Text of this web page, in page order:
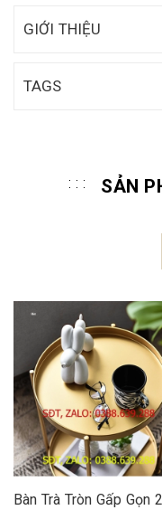
GIỚI THIỆU
TAGS
SẢN
Bàn Trà Tròn Gấp Gọn 2